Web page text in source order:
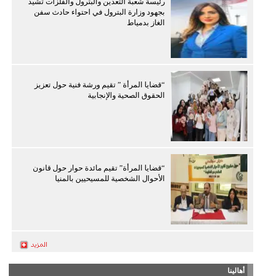
بجهود وزارة البترول في احتواء حادث سفن
الغاز بدمياط
“قضايا المرأة ” تقيم ورشة فنية حول تعزيز
الحقوق الصحية والإنجابية
“قضايا المرأة” تقيم مائدة حوار حول قانون
الأحوال الشخصية للمسيحيين بالمنيا
أهالينا